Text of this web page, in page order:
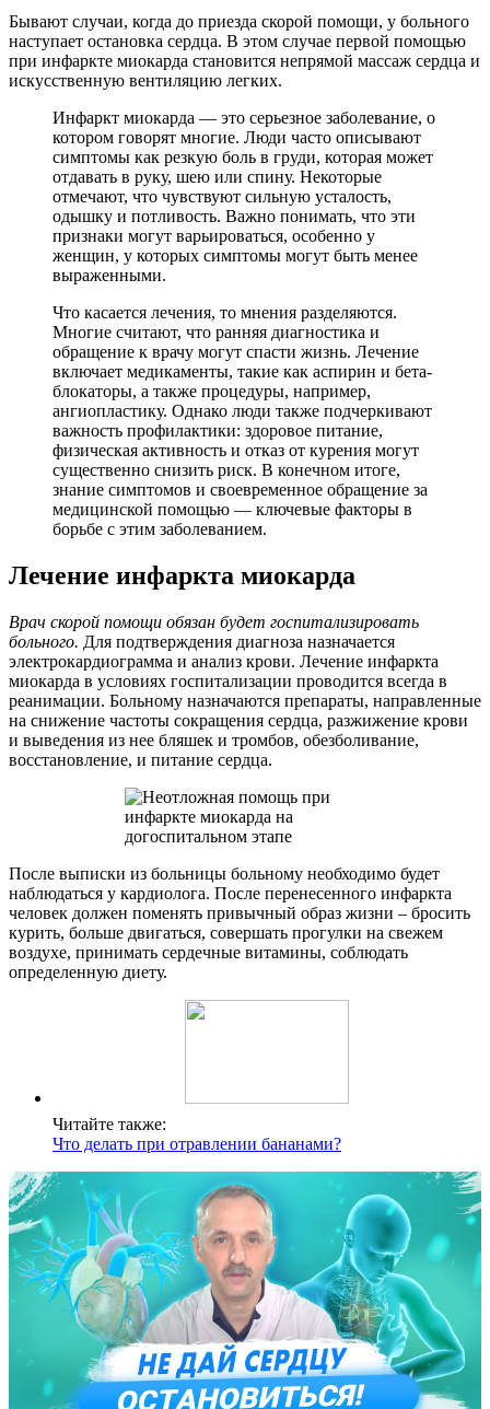
Бывают случаи, когда до приезда скорой помощи, у больного
наступает остановка сердца. В этом случае первой помощью
при инфаркте миокарда становится непрямой массаж сердца и
искусственную вентиляцию легких.
Инфаркт миокарда — это серьезное заболевание, о
котором говорят многие. Люди часто описывают
симптомы как резкую боль в груди, которая может
отдавать в руку, шею или спину. Некоторые
отмечают, что чувствуют сильную усталость,
одышку и потливость. Важно понимать, что эти
признаки могут варьироваться, особенно у
женщин, у которых симптомы могут быть менее
выраженными.
Что касается лечения, то мнения разделяются.
Многие считают, что ранняя диагностика и
обращение к врачу могут спасти жизнь. Лечение
включает медикаменты, такие как аспирин и бета-
блокаторы, а также процедуры, например,
ангиопластику. Однако люди также подчеркивают
важность профилактики: здоровое питание,
физическая активность и отказ от курения могут
существенно снизить риск. В конечном итоге,
знание симптомов и своевременное обращение за
медицинской помощью — ключевые факторы в
борьбе с этим заболеванием.
Лечение инфаркта миокарда
Врач скорой помощи обязан будет госпитализировать
больного. Для подтверждения диагноза назначается
электрокардиограмма и анализ крови. Лечение инфаркта
миокарда в условиях госпитализации проводится всегда в
реанимации. Больному назначаются препараты, направленные
на снижение частоты сокращения сердца, разжижение крови
и выведения из нее бляшек и тромбов, обезболивание,
восстановление, и питание сердца.
После выписки из больницы больному необходимо будет
наблюдаться у кардиолога. После перенесенного инфаркта
человек должен поменять привычный образ жизни – бросить
курить, больше двигаться, совершать прогулки на свежем
воздухе, принимать сердечные витамины, соблюдать
определенную диету.
Читайте также:
Что делать при отравлении бананами?